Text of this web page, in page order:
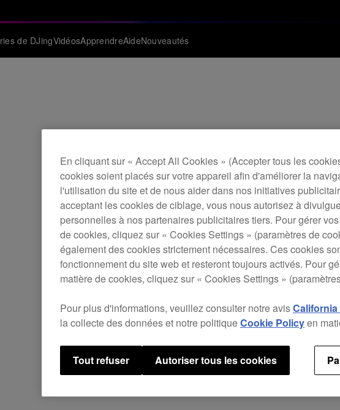
de DJingVidéosApprendreAideNouveautés
En cliquant sur « Accept All Cookies » (Accepter tous les
cookies soient placés sur votre appareil afin d'améliorer la
l'utilisation du site et de nous aider dans nos initiatives
acceptant les cookies de ciblage, vous nous autorisez à
personnelles à nos partenaires publicitaires tiers. Pour gérer
de cookies, cliquez sur « Cookies Settings » (paramètres de
également des cookies strictement nécessaires. Ces cookies
fonctionnement du site web et resteront toujours activés. Pour
matière de cookies, cliquez sur « Cookies Settings »
Pour plus d'informations, veuillez consulter notre avis
la collecte des données et notre politiqueCookie Policyen
Tout refuser Autoriser tous les cookies